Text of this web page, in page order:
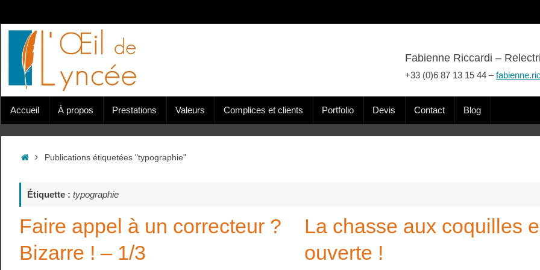
au
contenu
Fabienne Riccardi –
+33 (0)6 87 13 15 44 –
contenu
Accueil À propos Prestations Valeurs Complices et clients Portfolio Devis Contact Blog
AccueilPublications étiquetées "typographie"
Étiquette : typographie
Faire appel à un correcteur ?
Bizarre ! – 1/3
La chasse aux coquilles
ouverte !